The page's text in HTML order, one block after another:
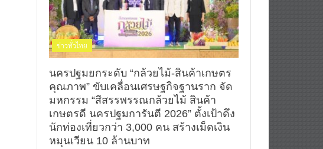
ข่าวทั่วไทย
นครปฐมยกระดับ “กล้วยไม้-สินค้าเกษตร
คุณภาพ” ขับเคลื่อนเศรษฐกิจฐานราก จัด
มหกรรม “สีสรรพรรณกล้วยไม้ สินค้า
เกษตรดี นครปฐมการันตี 2026” ตั้งเป้าดึง
นักท่องเที่ยวกว่า 3,000 คน สร้างเม็ดเงิน
หมุนเวียน 10 ล้านบาท